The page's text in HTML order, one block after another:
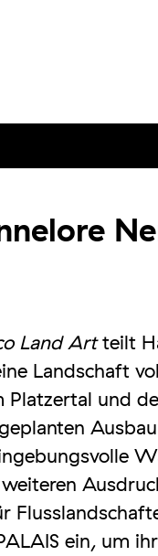
Land Artteilt
Landschaft
und
ein, um